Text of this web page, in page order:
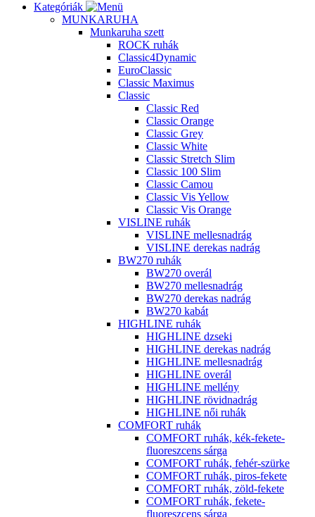
Kategóriák
MUNKARUHA
Munkaruha szett
ROCK ruhák
Classic4Dynamic
EuroClassic
Classic Maximus
Classic
Classic Red
Classic Orange
Classic Grey
Classic White
Classic Stretch Slim
Classic 100 Slim
Classic Camou
Classic Vis Yellow
Classic Vis Orange
VISLINE ruhák
VISLINE mellesnadrág
VISLINE derekas nadrág
BW270 ruhák
BW270 overál
BW270 mellesnadrág
BW270 derekas nadrág
BW270 kabát
HIGHLINE ruhák
HIGHLINE dzseki
HIGHLINE derekas nadrág
HIGHLINE mellesnadrág
HIGHLINE overál
HIGHLINE mellény
HIGHLINE rövidnadrág
HIGHLINE női ruhák
COMFORT ruhák
COMFORT ruhák, kék-fekete-
fluoreszcens sárga
COMFORT ruhák, fehér-szürke
COMFORT ruhák, piros-fekete
COMFORT ruhák, zöld-fekete
COMFORT ruhák, fekete-
fluoreszcens sárga